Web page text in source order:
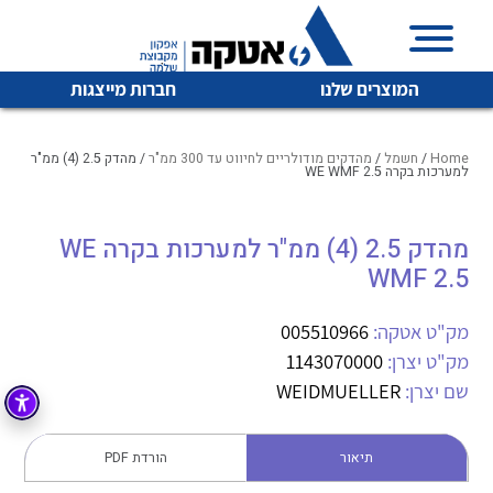
המוצרים שלנו חברות מייצגות
איכות | שרות | זמינות
אטקה בע”מ היא החברה הגדולה והמובילה בישראל בשיווק
מיתוג, בקרה , ואינסטלציה חשמלית ופעילה ב7 תחומים:
חשמל מיתוג ואינסטלציה חשמלית
קופסאות וארונות לחשמל, בקרה ואלקטרוניקה
לכל מוצרי היצרן לכל מוצרי היצרן
לכל מוצרי היצרן לכל מוצרי היצרן
Home
/ חשמל / מהדקים מודולריים לחיווט עד 300 ממ"ר / מהדק 2.5 (4) ממ"ר
למערכות בקרה WE WMF 2.5
מהדק 2.5 (4) ממ"ר למערכות בקרה WE
WMF 2.5
מק"ט אטקה: 005510966
מק"ט יצרן: 1143070000
שם יצרן: WEIDMUELLER
תיאור הורדת PDF